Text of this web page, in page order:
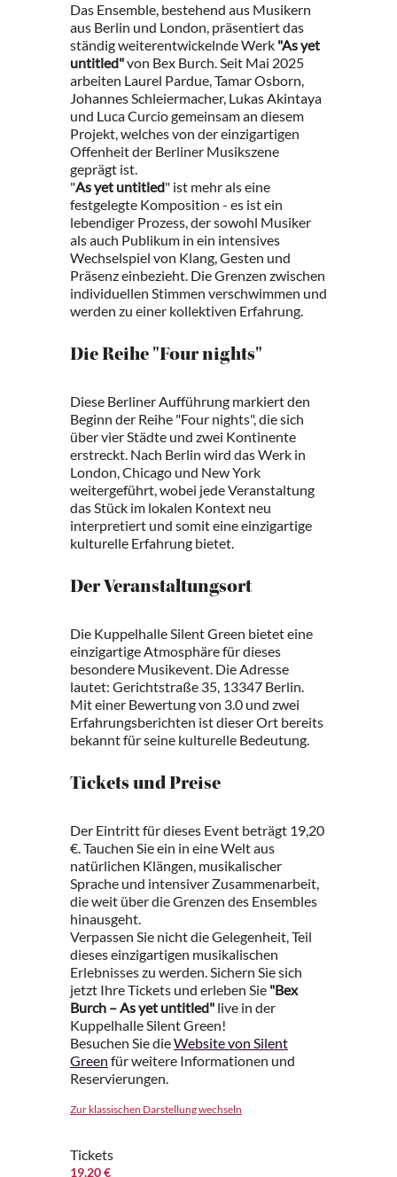
Das Ensemble, bestehend aus Musikern
aus Berlin und London, präsentiert das
ständig weiterentwickelnde Werk "As yet
untitled"von Bex Burch. Seit Mai 2025
arbeiten Laurel Pardue, Tamar Osborn,
Johannes Schleiermacher, Lukas Akintaya
und Luca Curcio gemeinsam an diesem
Projekt, welches von der einzigartigen
Offenheit der Berliner Musikszene
geprägt ist.
"As yet untitled" ist mehr als eine
festgelegte Komposition - es ist ein
lebendiger Prozess, der sowohl Musiker
als auch Publikum in ein intensives
Wechselspiel von Klang, Gesten und
Präsenz einbezieht. Die Grenzen zwischen
individuellen Stimmen verschwimmen und
werden zu einer kollektiven Erfahrung.
Die Reihe "Four nights"
Diese Berliner Aufführung markiert den
Beginn der Reihe "Four nights", die sich
über vier Städte und zwei Kontinente
erstreckt. Nach Berlin wird das Werk in
London, Chicago und New York
weitergeführt, wobei jede Veranstaltung
das Stück im lokalen Kontext neu
interpretiert und somit eine einzigartige
kulturelle Erfahrung bietet.
Der Veranstaltungsort
Die Kuppelhalle Silent Green bietet eine
einzigartige Atmosphäre für dieses
besondere Musikevent. Die Adresse
lautet: Gerichtstraße 35, 13347 Berlin.
Mit einer Bewertung von 3.0 und zwei
Erfahrungsberichten ist dieser Ort bereits
bekannt für seine kulturelle Bedeutung.
Tickets und Preise
Der Eintritt für dieses Event beträgt 19,20
€. Tauchen Sie ein in eine Welt aus
natürlichen Klängen, musikalischer
Sprache und intensiver Zusammenarbeit,
die weit über die Grenzen des Ensembles
hinausgeht.
Verpassen Sie nicht die Gelegenheit, Teil
dieses einzigartigen musikalischen
Erlebnisses zu werden. Sichern Sie sich
jetzt Ihre Tickets und erleben Sie "Bex
Burch – As yet untitled" live in der
Kuppelhalle Silent Green!
Besuchen Sie dieWebsite von Silent
Green für weitere Informationen und
Reservierungen.
Zur klassischen Darstellung wechseln
Tickets
19.20 €